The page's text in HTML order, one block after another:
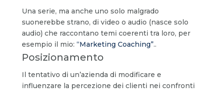
Una serie, ma anche uno solo malgrado
suonerebbe strano, di video o audio (nasce solo
audio) che raccontano temi coerenti tra loro, per
esempio il mio: “Marketing Coaching”..
Posizionamento
Il tentativo di un’azienda di modificare e
influenzare la percezione dei clienti nei confronti